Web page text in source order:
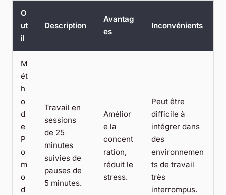
O
ut
il
Description
Avantag
es
Inconvénients
M
ét
h
o
d
e
P
o
m
o
d
Travail en
sessions
de 25
minutes
suivies de
pauses de
5 minutes.
Amélior
e la
concent
ration,
réduit le
stress.
Peut être
difficile à
intégrer dans
des
environnemen
ts de travail
très
interrompus.